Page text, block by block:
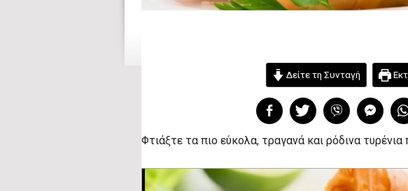
Δείτε τη Συνταγή
Φτιάξτε τα πιο εύκολα, τραγανά και ρόδινα τυρένια